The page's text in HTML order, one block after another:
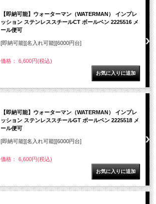
【即納可能】ウォーターマン（WATERMAN） インプレ
ッション ステンレススチールCT ボールペン 2225516 メ
ール便可
[即納可能][名入れ可能][6000円台]
価格： 6,600円(税込)
【即納可能】ウォーターマン（WATERMAN） インプレ
ッション ステンレススチールGT ボールペン 2225518 メ
ール便可
[即納可能][名入れ可能][6000円台]
価格： 6,600円(税込)